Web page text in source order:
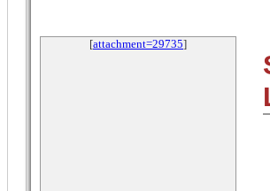
[attachment=29735]